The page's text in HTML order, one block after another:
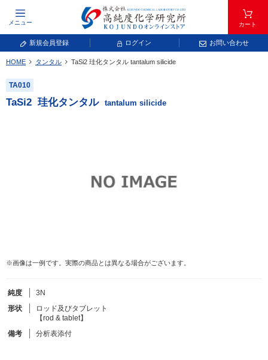
メニュー カート
新規会員登録 ログイン お問い合わせ
元素記号で検索する
元素周期表をタップすると、拡大表示されます。拡大した表から元素記号をタップ
し、一覧へ移動してください。
キーワードで検索する
カタログコードで検索
化学式で検索
HOME タンタル TaSi2 珪化タンタル tantalum silicide
TA010
TaSi2 珪化タンタル tantalum silicide
※画像は一例です。実際の商品とは異なる場合がございます。
純度
3N
形状
ロッド及びタブレット
【rod & tablet】
備考
分析表添付